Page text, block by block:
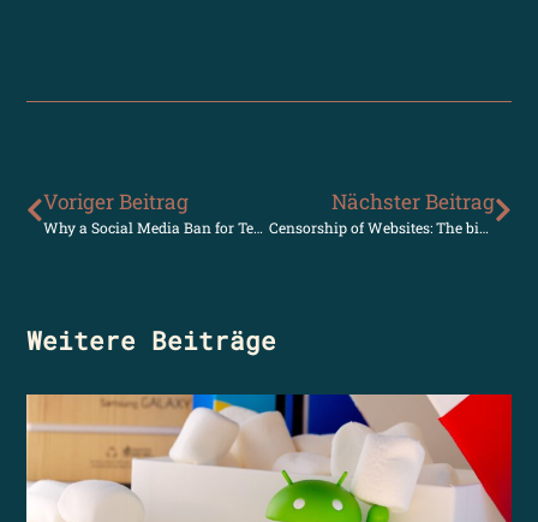
Voriger Beitrag
Why a Social Media Ban for Teens Is Turning into a Nightmare
Nächster Beitrag
Censorship of Websites: The big players bow to pressure, the rebel fights on
Weitere Beiträge